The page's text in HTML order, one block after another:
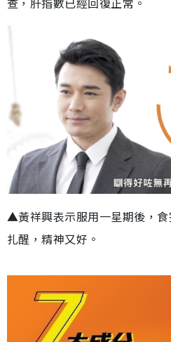
▲黃祥興表示服用一星期後，
扎醒，精神又好。